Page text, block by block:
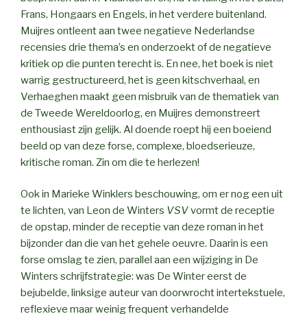
Frans, Hongaars en Engels, in het verdere buitenland.
Muijres ontleent aan twee negatieve Nederlandse
recensies drie thema’s en onderzoekt of de negatieve
kritiek op die punten terecht is. En nee, het boek is niet
warrig gestructureerd, het is geen kitschverhaal, en
Verhaeghen maakt geen misbruik van de thematiek van
de Tweede Wereldoorlog, en Muijres demonstreert
enthousiast zijn gelijk. Al doende roept hij een boeiend
beeld op van deze forse, complexe, bloedserieuze,
kritische roman. Zin om die te herlezen!
Ook in Marieke Winklers beschouwing, om er nog een uit
te lichten, van Leon de Winters VSVvormt de receptie
de opstap, minder de receptie van deze roman in het
bijzonder dan die van het gehele oeuvre. Daarin is een
forse omslag te zien, parallel aan een wijziging in De
Winters schrijfstrategie: was De Winter eerst de
bejubelde, linksige auteur van doorwrocht intertekstuele,
reflexieve maar weinig frequent verhandelde